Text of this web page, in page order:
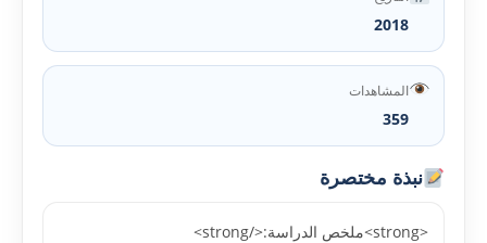
2018
المشاهدات
359
نبذة مختصرة
<strong>ملخص الدراسة:</strong>